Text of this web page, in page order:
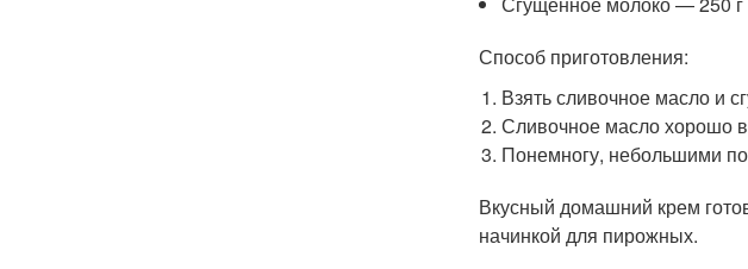
Способ приготовления:
Взять сливочное масло и
Сливочное масло хорошо
Понемногу, небольшими
Вкусный домашний крем
начинкой для пирожных.